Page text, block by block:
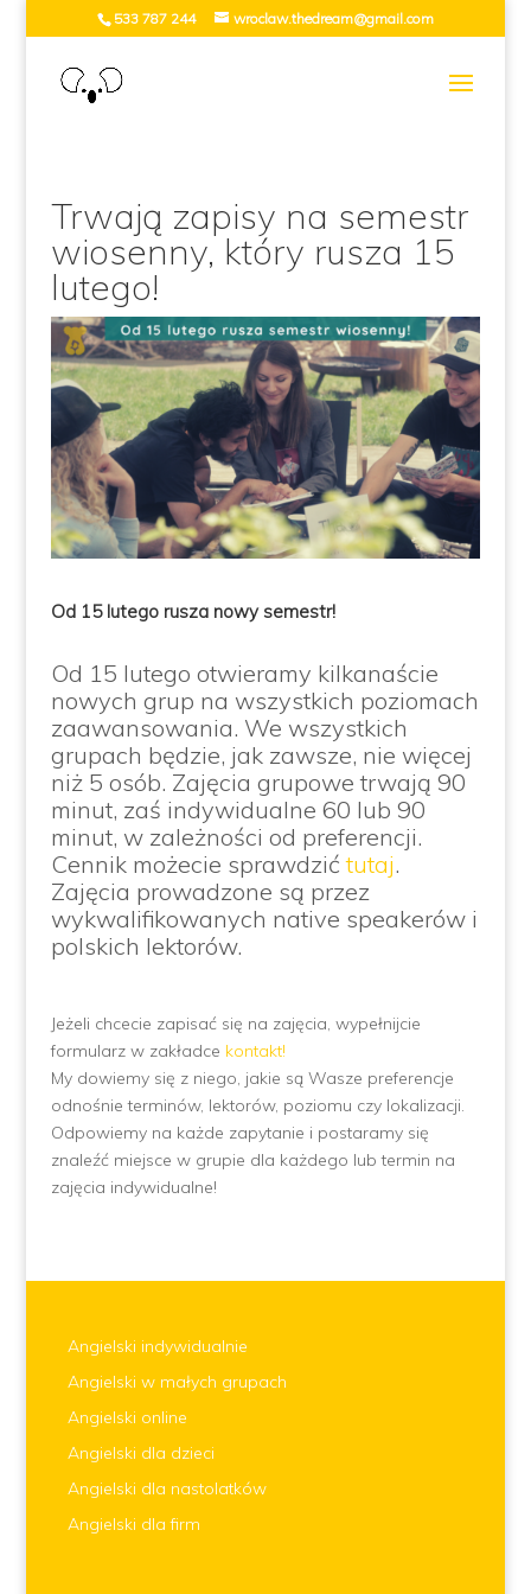
533 787 244 wroclaw.thedream@gmail.com
Trwają zapisy na semestr
wiosenny, który rusza 15
lutego!
Od 15 lutego rusza nowy semestr!
Od 15 lutego otwieramy kilkanaście
nowych grup na wszystkich poziomach
zaawansowania. We wszystkich
grupach będzie, jak zawsze, nie więcej
niż 5 osób. Zajęcia grupowe trwają 90
minut, zaś indywidualne 60 lub 90
minut, w zależności od preferencji.
Cennik możecie sprawdzićtutaj.
Zajęcia prowadzone są przez
wykwalifikowanych native speakerów i
polskich lektorów.
Jeżeli chcecie zapisać się na zajęcia, wypełnijcie
formularz w zakładce kontakt!
My dowiemy się z niego, jakie są Wasze preferencje
odnośnie terminów, lektorów, poziomu czy lokalizacji.
Odpowiemy na każde zapytanie i postaramy się
znaleźć miejsce w grupie dla każdego lub termin na
zajęcia indywidualne!
Angielski indywidualnie
Angielski w małych grupach
Angielski online
Angielski dla dzieci
Angielski dla nastolatków
Angielski dla firm